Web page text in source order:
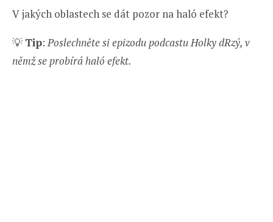
V jakých oblastech se dát pozor na haló efekt?
💡 Tip:Poslechněte si epizodu podcastu Holky dRzý, v
němž se probírá haló efekt.